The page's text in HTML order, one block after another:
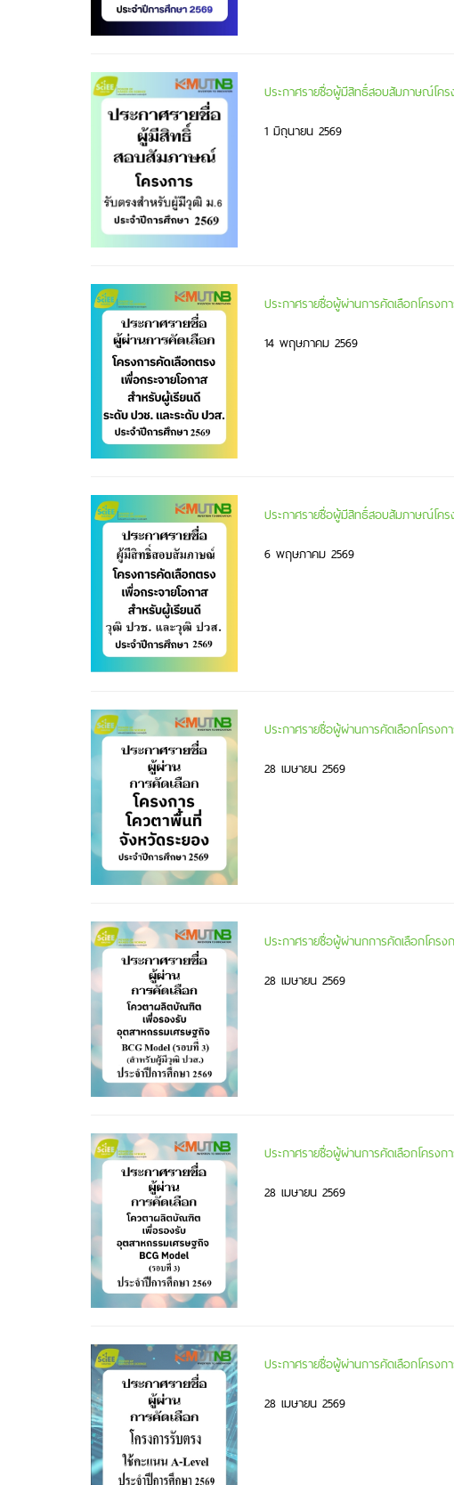
ประกาศรายชื่อผู้มีสิทธิ์สอบสัมภาษณ์โ
1 มิถุนายน 2569
ประกาศรายชื่อผู้ผ่านการคัดเลือกโครง
14 พฤษภาคม 2569
ประกาศรายชื่อผู้มีสิทธิ์สอบสัมภาษณ์โค
6 พฤษภาคม 2569
ประกาศรายชื่อผู้ผ่านการคัดเลือกโครง
28 เมษายน 2569
ประกาศรายชื่อผู้ผ่านกการคัดเลือกโค
28 เมษายน 2569
ประกาศรายชื่อผู้ผ่านการคัดเลือกโคร
28 เมษายน 2569
ประกาศรายชื่อผู้ผ่านการคัดเลือกโครง
28 เมษายน 2569